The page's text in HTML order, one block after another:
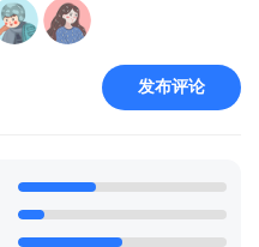
发布评论